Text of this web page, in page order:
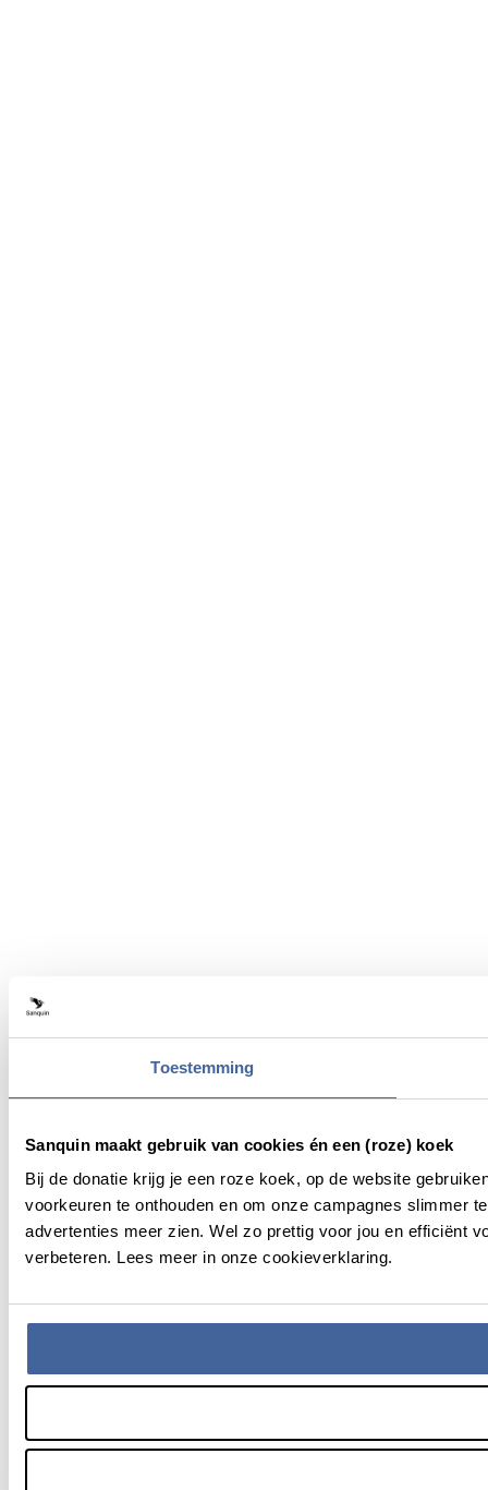
Toestemming
Sanquin maakt gebruik van cookies én een (roze) koek
Bij de donatie krijg je een roze koek, op de website
voorkeuren te onthouden en om onze campagnes slimmer
advertenties meer zien. Wel zo prettig voor jou en efficiënt
verbeteren. Lees meer in onze cookieverklaring.